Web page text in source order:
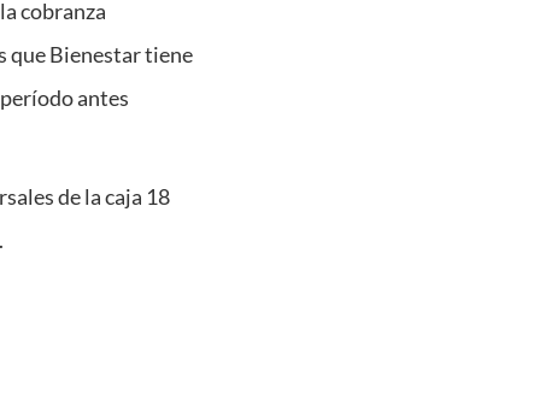
cobranza
que Bienestar tiene
antes
de la caja 18